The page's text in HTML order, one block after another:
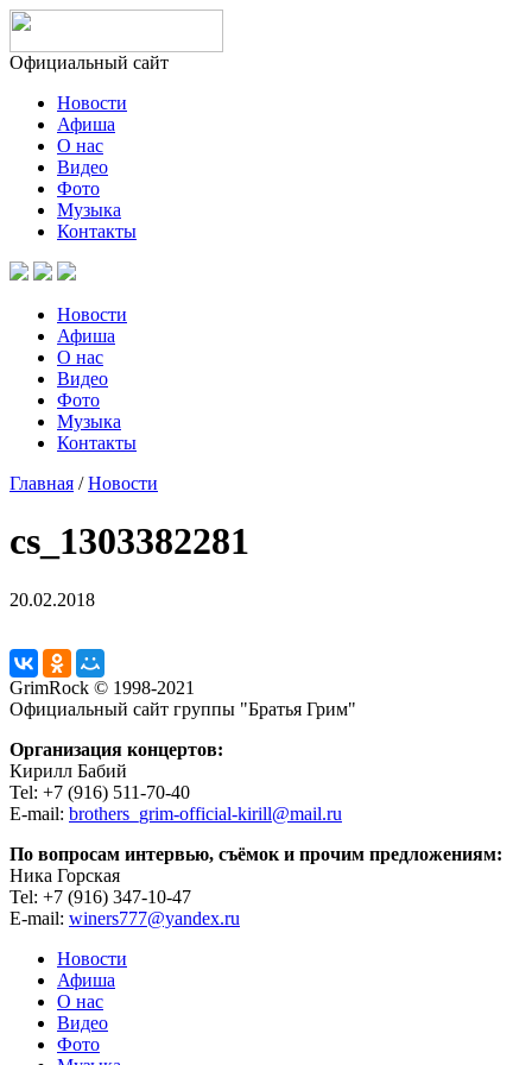
Официальный сайт
Новости
Афиша
О нас
Видео
Фото
Музыка
Контакты
Новости
Афиша
О нас
Видео
Фото
Музыка
Контакты
Главная /Новости
cs_1303382281
20.02.2018
GrimRock © 1998-2021
Официальный сайт группы "Братья Грим"
Организация концертов:
Кирилл Бабий
Tel: +7 (916) 511-70-40
E-mail: brothers_grim-official-kirill@mail.ru
По вопросам интервью, съёмок и прочим предложениям:
Ника Горская
Tel: +7 (916) 347-10-47
E-mail: winers777@yandex.ru
Новости
Афиша
О нас
Видео
Фото